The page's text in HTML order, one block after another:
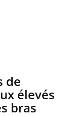
de
élevés
bras